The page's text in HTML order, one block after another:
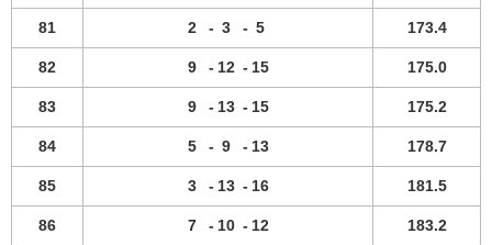
81 2 - 3 - 5 173.4
82 9 - 12 - 15 175.0
83 9 - 13 - 15 175.2
84 5 - 9 - 13 178.7
85 3 - 13 - 16 181.5
86 7 - 10 - 12 183.2